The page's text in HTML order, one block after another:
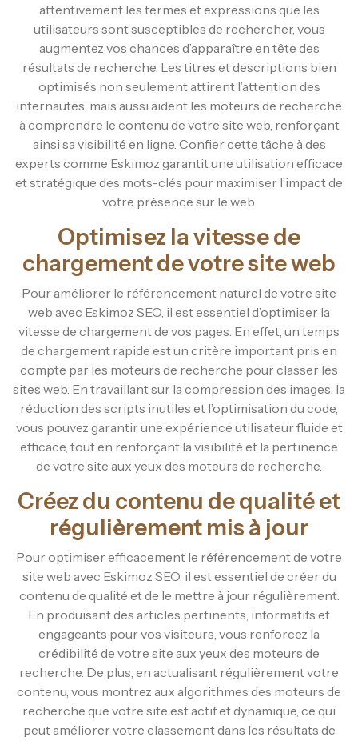
attentivement les termes et expressions que les
utilisateurs sont susceptibles de rechercher, vous
augmentez vos chances d’apparaître en tête des
résultats de recherche. Les titres et descriptions bien
optimisés non seulement attirent l’attention des
internautes, mais aussi aident les moteurs de recherche
à comprendre le contenu de votre site web, renforçant
ainsi sa visibilité en ligne. Confier cette tâche à des
experts comme Eskimoz garantit une utilisation efficace
et stratégique des mots-clés pour maximiser l’impact de
votre présence sur le web.
Optimisez la vitesse de
chargement de votre site web
Pour améliorer le référencement naturel de votre site
web avec Eskimoz SEO, il est essentiel d’optimiser la
vitesse de chargement de vos pages. En effet, un temps
de chargement rapide est un critère important pris en
compte par les moteurs de recherche pour classer les
sites web. En travaillant sur la compression des images, la
réduction des scripts inutiles et l’optimisation du code,
vous pouvez garantir une expérience utilisateur fluide et
efficace, tout en renforçant la visibilité et la pertinence
de votre site aux yeux des moteurs de recherche.
Créez du contenu de qualité et
régulièrement mis à jour
Pour optimiser efficacement le référencement de votre
site web avec Eskimoz SEO, il est essentiel de créer du
contenu de qualité et de le mettre à jour régulièrement.
En produisant des articles pertinents, informatifs et
engageants pour vos visiteurs, vous renforcez la
crédibilité de votre site aux yeux des moteurs de
recherche. De plus, en actualisant régulièrement votre
contenu, vous montrez aux algorithmes des moteurs de
recherche que votre site est actif et dynamique, ce qui
peut améliorer votre classement dans les résultats de